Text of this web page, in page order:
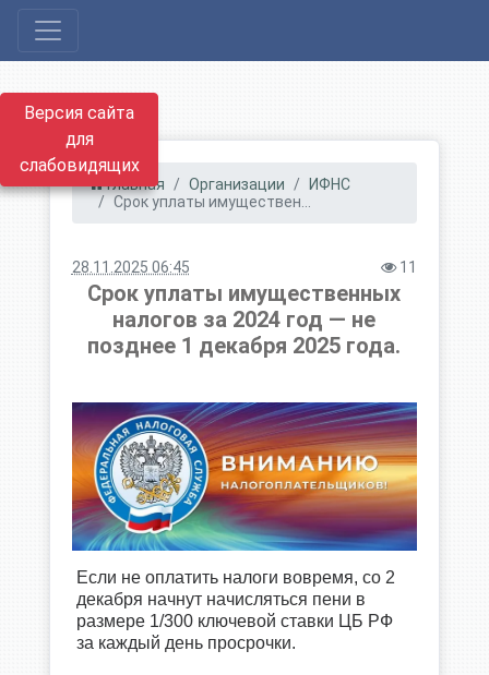
Версия сайта
для
слабовидящих
Главная Организации
ИФНС
Срок уплаты имуществен...
28.11.2025 06:45 11
Срок уплаты имущественных
налогов за 2024 год — не
позднее 1 декабря 2025 года.
Если не оплатить налоги вовремя, со 2
декабря начнут начисляться пени в
размере 1/300 ключевой ставки ЦБ РФ
за каждый день просрочки.